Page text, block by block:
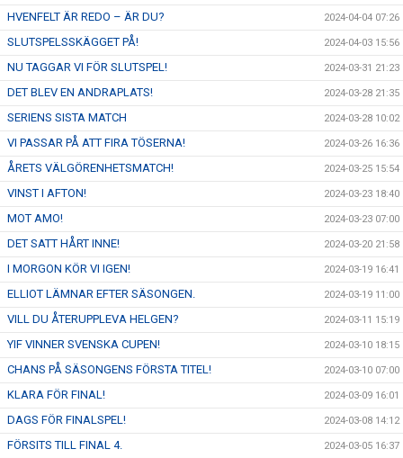
HVENFELT ÄR REDO – ÄR DU? 2024-04-04 07:26
SLUTSPELSSKÄGGET PÅ! 2024-04-03 15:56
NU TAGGAR VI FÖR SLUTSPEL! 2024-03-31 21:23
DET BLEV EN ANDRAPLATS! 2024-03-28 21:35
SERIENS SISTA MATCH 2024-03-28 10:02
VI PASSAR PÅ ATT FIRA TÖSERNA! 2024-03-26 16:36
ÅRETS VÄLGÖRENHETSMATCH! 2024-03-25 15:54
VINST I AFTON! 2024-03-23 18:40
MOT AMO! 2024-03-23 07:00
DET SATT HÅRT INNE! 2024-03-20 21:58
I MORGON KÖR VI IGEN! 2024-03-19 16:41
ELLIOT LÄMNAR EFTER SÄSONGEN. 2024-03-19 11:00
VILL DU ÅTERUPPLEVA HELGEN? 2024-03-11 15:19
YIF VINNER SVENSKA CUPEN! 2024-03-10 18:15
CHANS PÅ SÄSONGENS FÖRSTA TITEL! 2024-03-10 07:00
KLARA FÖR FINAL! 2024-03-09 16:01
DAGS FÖR FINALSPEL! 2024-03-08 14:12
FÖRSITS TILL FINAL 4. 2024-03-05 16:37